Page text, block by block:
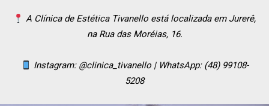
A Clínica de Estética Tivanello está localizada em Jurerê,
na Rua das Moréias, 16.
Instagram: @clinica_tivanello | WhatsApp: (48) 99108-
5208